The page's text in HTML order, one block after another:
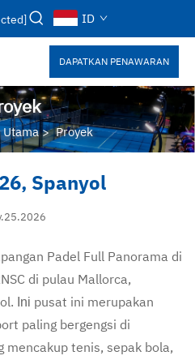
ID
DAPATKAN PENAWARAN
>Proyek
Spanyol
Padel Full Panorama di
di pulau Mallorca,
Ini pusat ini merupakan
paling bergengsi di
mencakup tenis, sepak bola,